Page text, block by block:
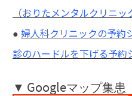
（おりたメンタルクリニッ
● 婦人科クリニックの予
診のハードルを下げる予約
▼ Googleマップ集患